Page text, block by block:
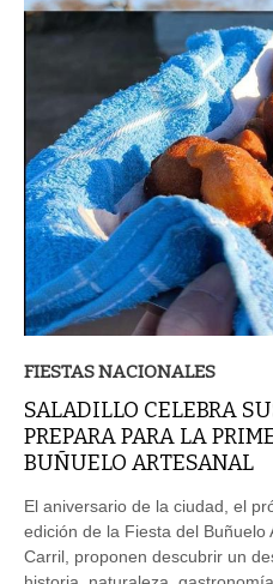
FIESTAS NACIONALES
SALADILLO CELEBRA
PREPARA PARA LA
BUÑUELO ARTESANAL
El aniversario de la ciudad, el
edición de la Fiesta del
Carril, proponen descubrir un